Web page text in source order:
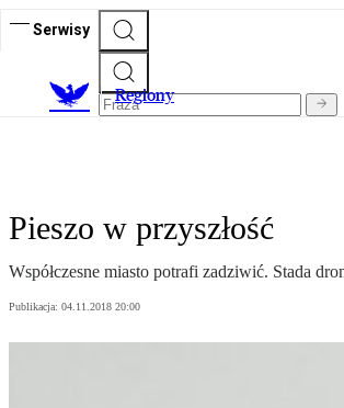
Serwisy
Regiony
Pieszo w przyszłość
Współczesne miasto potrafi zadziwić. Stada
Publikacja: 04.11.2018 20:00